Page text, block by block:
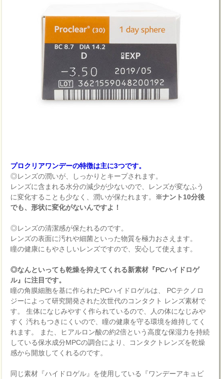
プロクリアワンデーの特徴は主に3つです。
◎レンズの潤いが、しっかりとキープされます。
レンズに含まれる水分の減少が少ないので、レンズが変なふう
に変化することも少なく、潤いが保たれます。 ※ナント10分後
でも、形状に変化がないんですよ！
◎レンズの清潔感が保たれるのです。
レンズの表面に汚れや細菌といった物質を極力おさえます。
瞳の健康にもやさしいレンズですので、安心して使えます。
◎なんといっても乾燥を抑えてくれる新素材『PCハイドロゲ
ル』に注目です。
瞳の角膜細胞を基に作られたPCハイドロゲルは、 PCテクノロ
ジーによって研究開発された次世代のコンタクト レンズ素材で
す。 生体になじみやすく作られているので、人の体になじみや
すく 汚れもつきにくいので、瞳の健康を守る環境を維持してく
れます。 また、ヒアルロン酸の約2倍という高度な保湿力を持続
している保水成分MPCの調合により、コンタクトレンズを乾燥
感から開放してくれるのです。
同じ素材『ハイドロゲル』を使用している『ワンデーアキュビ